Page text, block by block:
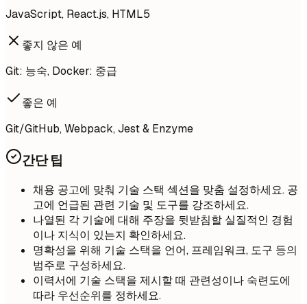
JavaScript, React.js, HTML5
좋지 않은 예
Git: 능숙, Docker: 중급
좋은 예
Git/GitHub, Webpack, Jest & Enzyme
간단 팁
채용 공고에 맞춰 기술 스택 섹션을 맞춤 설정하세요. 공
고에 언급된 관련 기술 및 도구를 강조하세요.
나열된 각 기술에 대해 주장을 뒷받침할 실질적인 경험
이나 지식이 있는지 확인하세요.
명확성을 위해 기술 스택을 언어, 프레임워크, 도구 등의
범주로 구성하세요.
이력서에 기술 스택을 제시할 때 관련성이나 숙련도에
따라 우선순위를 정하세요.